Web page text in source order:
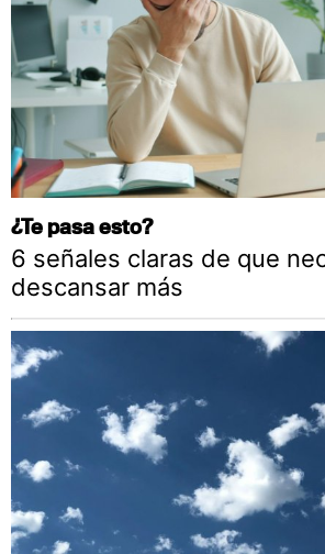
¿Te pasa esto?
6 señales claras de que
descansar más